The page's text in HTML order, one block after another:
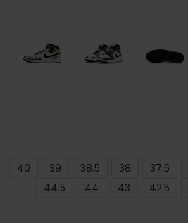
37.5
38
38.5
39
40
42.5
43
44
44.5